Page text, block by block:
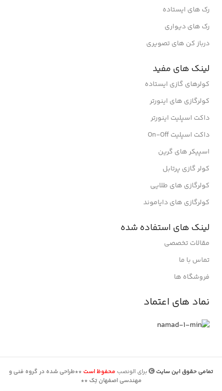
رک های ایستاده
رک های دیواری
درباز کن های تصویری
لینک های مفید
کولرهای گازی ایستاده
کولرگازی های اینورتر
داکت اسپلیت اینورتر
داکت اسپلیت On-Off
اسپیکر های گرین
کولر گازی پرتابل
کولرگازی های طلایی
کولرگازی های دایاموند
لینک های استفاده شده
مقالات تخصصی
تماس با ما
فروشگاه ها
نماد های اعتماد
تمامی حقوق این سایت برای الونصب محفوظ است **طراحی شده در گروه فنی و
مهندسی اصفهان تِک **